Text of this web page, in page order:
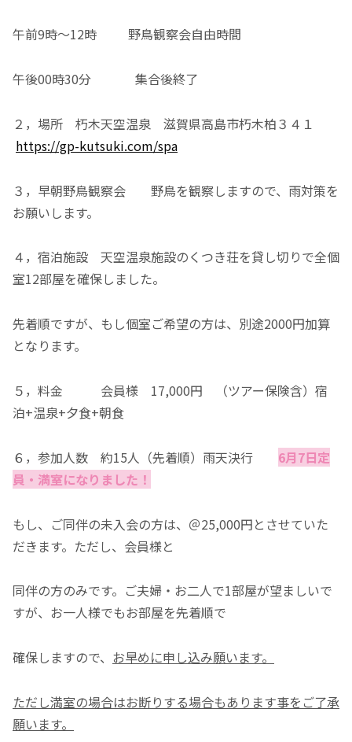
午前9時～12時 野鳥観察会自由時間
午後00時30分 集合後終了
２，場所 朽木天空温泉 滋賀県高島市朽木柏３４１
https://gp-kutsuki.com/spa
３，早朝野鳥観察会 野鳥を観察しますので、雨対策を
お願いします。
４，宿泊施設 天空温泉施設のくつき荘を貸し切りで全個
室12部屋を確保しました。
先着順ですが、もし個室ご希望の方は、別途2000円加算
となります。
５，料金 会員様 17,000円 （ツアー保険含）宿
泊+温泉+夕食+朝食
６，参加人数 約15人（先着順）雨天決行 6月7日定
員・満室になりました！
もし、ご同伴の未入会の方は、＠25,000円とさせていた
だきます。ただし、会員様と
同伴の方のみです。ご夫婦・お二人で1部屋が望ましいで
すが、お一人様でもお部屋を先着順で
確保しますので、 お早めに申し込み願います。
ただし満室の場合はお断りする場合もあります事をご了承
願います。